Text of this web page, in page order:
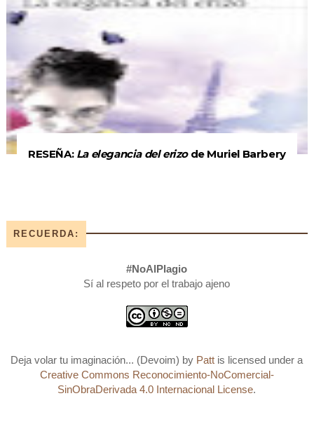
RESEÑA: La elegancia del erizode Muriel Barbery
RECUERDA:
#NoAlPlagio
Sí al respeto por el trabajo ajeno
Deja volar tu imaginación... (Devoim) by Patt is licensed under a
Creative Commons Reconocimiento-NoComercial-
SinObraDerivada 4.0 Internacional License.